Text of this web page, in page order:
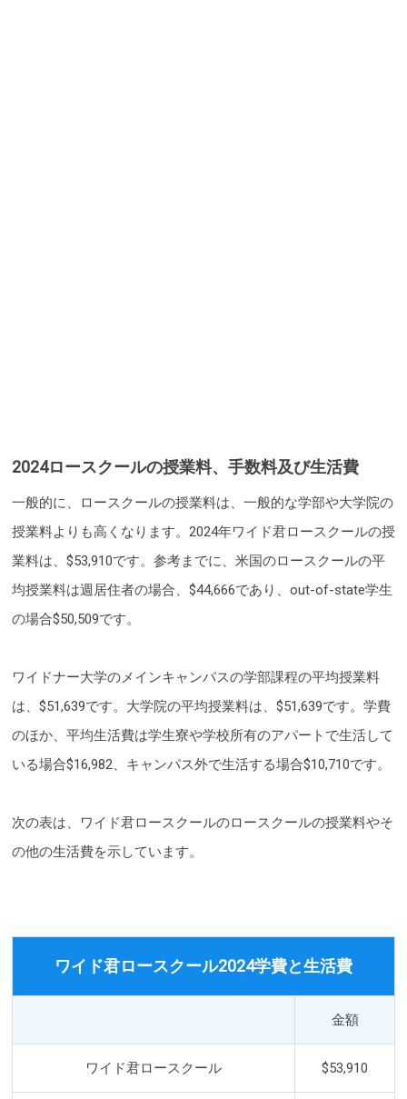
2024ロースクールの授業料、手数料及び生活費
一般的に、ロースクールの授業料は、一般的な学部や大学院の
授業料よりも高くなります。2024年ワイド君ロースクールの授
業料は、$53,910です。参考までに、米国のロースクールの平
均授業料は週居住者の場合、$44,666であり、out-of-state学生
の場合$50,509です。
ワイドナー大学のメインキャンパスの学部課程の平均授業料
は、$51,639です。大学院の平均授業料は、$51,639です。学費
のほか、平均生活費は学生寮や学校所有のアパートで生活して
いる場合$16,982、キャンパス外で生活する場合$10,710です。
次の表は、ワイド君ロースクールのロースクールの授業料やそ
の他の生活費を示しています。
ワイド君ロースクール2024学費と生活費
金額
ワイド君ロースクール $53,910